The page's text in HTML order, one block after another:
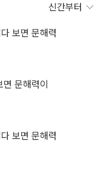
신간부터
보면 문해력
문해력이
보면 문해력